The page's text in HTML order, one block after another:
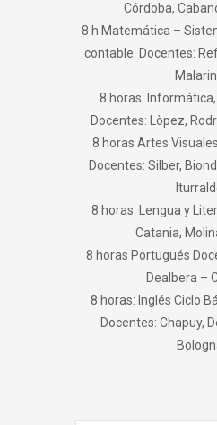
Córdoba,
8 h Matemática –
contable. Docentes:
8 horas:
Docentes: Lòpez,
8 horas Artes
Docentes: Silber,
8 horas: Lengua y
Catania,
8 horas Portugués
Dealbera –
8 horas: Inglés Ciclo
Docentes: Chapuy,